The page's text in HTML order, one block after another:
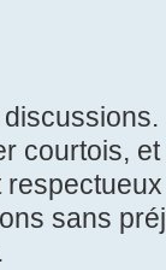
courtois,
sans